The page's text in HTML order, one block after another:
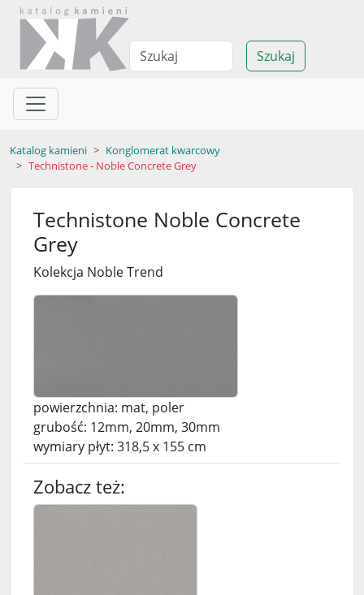
Szukaj
Katalog kamieni
Konglomerat kwarcowy
Technistone - Noble Concrete Grey
Technistone Noble Concrete
Grey
Kolekcja Noble Trend
powierzchnia: mat, poler
grubość: 12mm, 20mm, 30mm
wymiary płyt: 318,5 x 155 cm
Zobacz też: